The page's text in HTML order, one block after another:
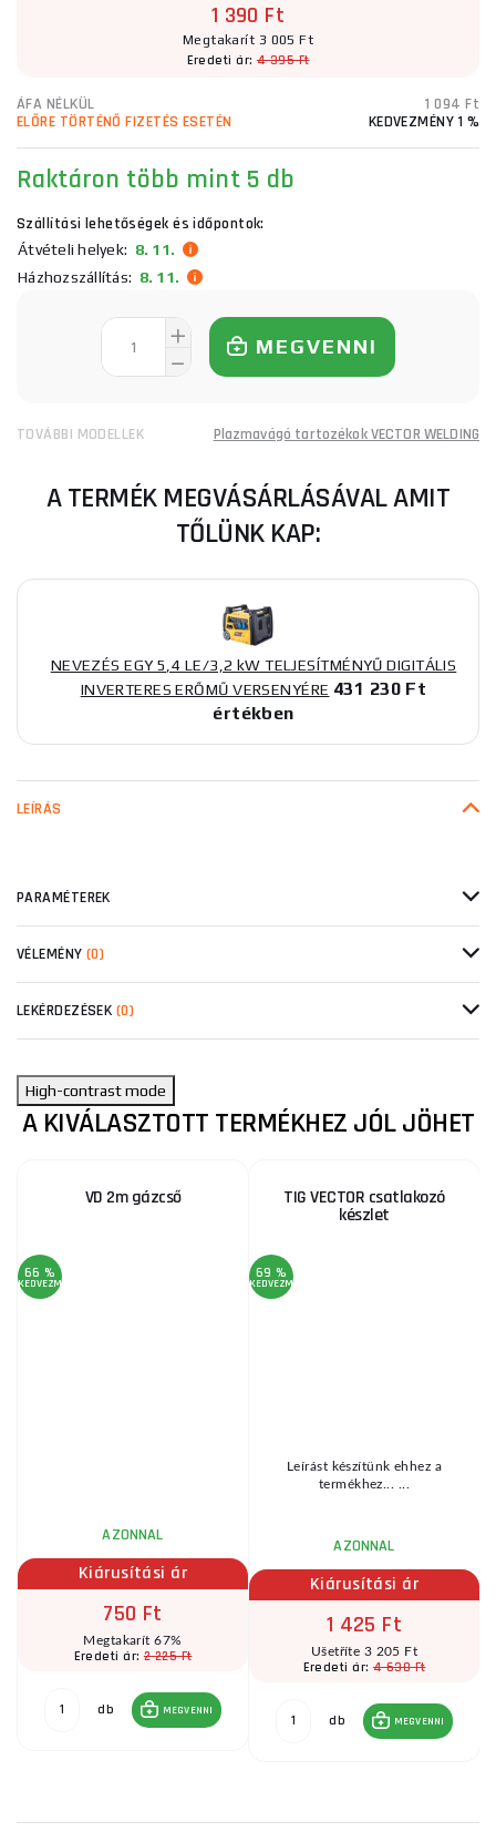
1 390 Ft
Megtakarít 3 005 Ft
Eredeti ár:4 395 Ft
ÁFA NÉLKÜL
1 094 Ft
ELŐRE TÖRTÉNŐ FIZETÉS ESETÉN
KEDVEZMÉNY 1 %
Raktáron több mint 5 db
Szállítási lehetőségek és időpontok:
Átvételi helyek: 8. 11.
Házhozszállítás: 8. 11.
MEGVENNI
TOVÁBBI MODELLEK Plazmavágó tartozékok VECTOR WELDING
A TERMÉK MEGVÁSÁRLÁSÁVAL AMIT
TŐLÜNK KAP:
NEVEZÉS EGY 5,4 LE/3,2 kW TELJESÍTMÉNYŰ DIGITÁLIS
INVERTERES ERŐMŰ VERSENYÉRE 431 230 Ft
értékben
LEÍRÁS
PARAMÉTEREK
VÉLEMÉNY (0)
LEKÉRDEZÉSEK (0)
High-contrast mode
A KIVÁLASZTOTT TERMÉKHEZ JÓL JÖHET
VD 2m gázcső
66 %
KEDVEZMÉNY
AZONNAL
Kiárusítási ár
750 Ft
Megtakarít 67%
Eredeti ár:2 225 Ft
db MEGVENNI
TIG VECTOR csatlakozó
készlet
69 %
KEDVEZMÉNY
Leírást készítünk ehhez a
termékhez... ...
AZONNAL
Kiárusítási ár
1 425 Ft
Ušetříte 3 205 Ft
Eredeti ár:4 630 Ft
db MEGVENNI